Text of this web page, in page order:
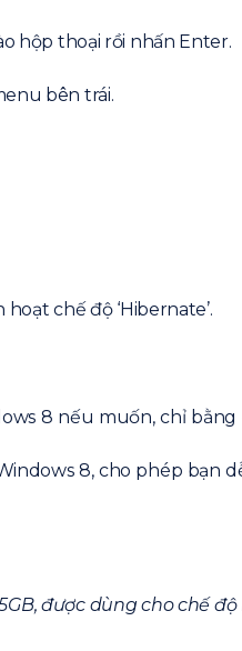
hộp thoại rồi nhấn Enter.
bên trái.
chế độ ‘Hibernate’.
8 nếu muốn, chỉ
8, cho phép bạn
được dùng cho chế